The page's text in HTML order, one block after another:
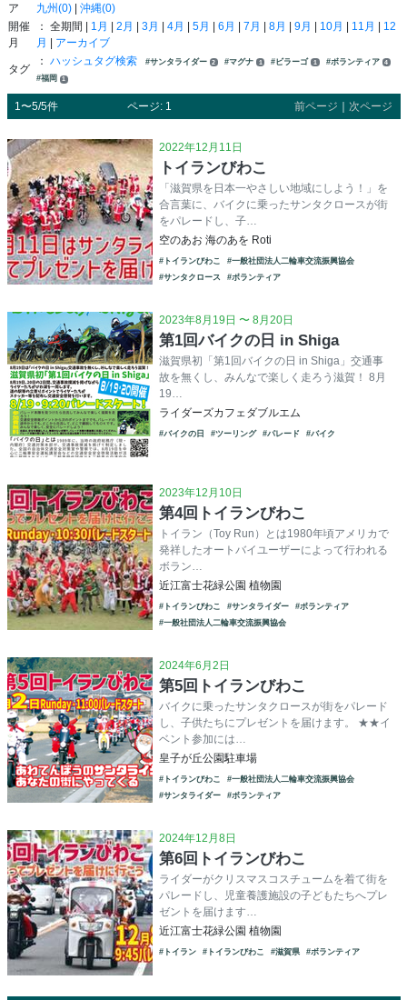
ア
九州(0)| 沖縄(0)
開催
月
： 全期間 | 1月 | 2月 | 3月 | 4月 | 5月 | 6月 | 7月 | 8月 | 9月 | 10月 | 11月 | 12
月 | アーカイブ
タグ
： ハッシュタグ検索 #サンタライダー 2 #マグナ 1 #ビラーゴ 1 #ボランティア 4
#福岡 1
1〜5/5件 ページ: 1 前ページ ｜ 次ページ
2022年12月11日
トイランびわこ
「滋賀県を日本一やさしい地域にしよう！」を
合言葉に、バイクに乗ったサンタクロースが街
をパレードし、子…
空のあお 海のあを Roti
#トイランびわこ
#一般社団法人二輪車交流振興協会
#サンタクロース
#ボランティア
2023年8月19日 〜 8月20日
第1回バイクの日 in Shiga
滋賀県初「第1回バイクの日 in Shiga」交通事
故を無くし、みんなで楽しく走ろう滋賀！ 8月
19…
ライダーズカフェダブルエム
#バイクの日 #ツーリング #パレード #バイク
2023年12月10日
第4回トイランびわこ
トイラン（Toy Run）とは1980年頃アメリカで
発祥したオートバイユーザーによって行われる
ボラン…
近江富士花緑公園 植物園
#トイランびわこ #サンタライダー
#ボランティア
#一般社団法人二輪車交流振興協会
2024年6月2日
第5回トイランびわこ
バイクに乗ったサンタクロースが街をパレード
し、子供たちにプレゼントを届けます。 ★★イ
ベント参加には…
皇子が丘公園駐車場
#トイランびわこ
#一般社団法人二輪車交流振興協会
#サンタライダー
#ボランティア
2024年12月8日
第6回トイランびわこ
ライダーがクリスマスコスチュームを着て街を
パレードし、児童養護施設の子どもたちへプレ
ゼントを届けます…
近江富士花緑公園 植物園
#トイラン #トイランびわこ #滋賀県 #ボランティア